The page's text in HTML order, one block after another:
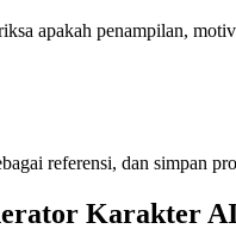
apakah penampilan,
referensi, dan simpan
Karakter